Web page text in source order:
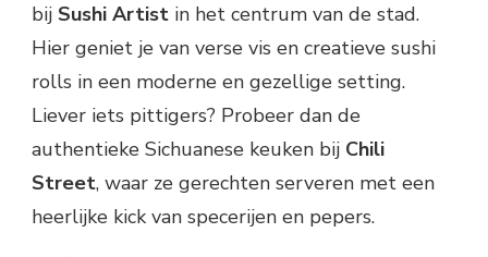
bij Sushi Artist in het centrum van de stad.
Hier geniet je van verse vis en creatieve sushi
rolls in een moderne en gezellige setting.
Liever iets pittigers? Probeer dan de
authentieke Sichuanese keuken bij Chili
Street, waar ze gerechten serveren met een
heerlijke kick van specerijen en pepers.